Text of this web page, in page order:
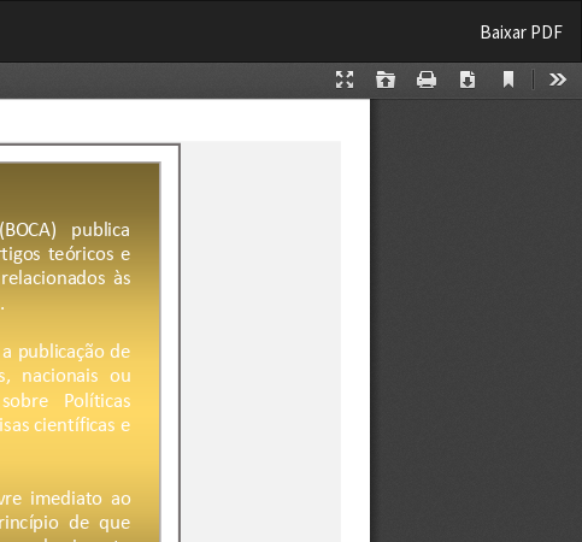
Baixar
Baixar PDF